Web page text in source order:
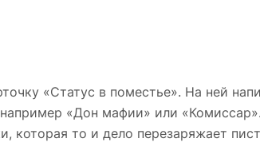
«Статус в поместье». На ней
«Дон мафии» или
которая то и дело перезаряжает